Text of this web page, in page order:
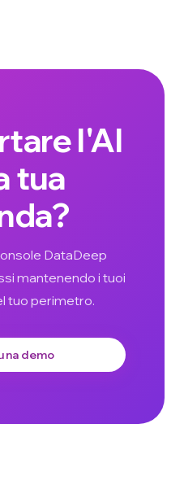
l'AI
tua
DataDeep
mantenendo i tuoi
tuo perimetro.
demo